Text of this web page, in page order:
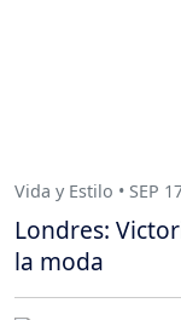
Vida y Estilo • SEP
Londres:
la moda